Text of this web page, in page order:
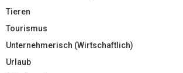
Tieren
Tourismus
Unternehmerisch (Wirtschaftlich)
Urlaub